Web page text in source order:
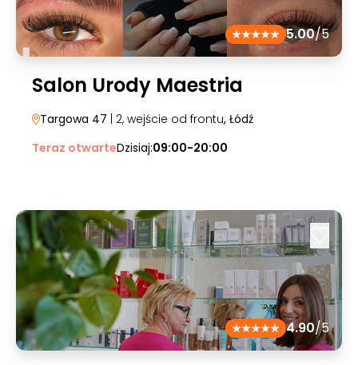
5.00/5
Salon Urody Maestria
Targowa 47 | 2, wejście od frontu, Łódź
Teraz otwarteDzisiaj:09:00-20:00
4.90/5